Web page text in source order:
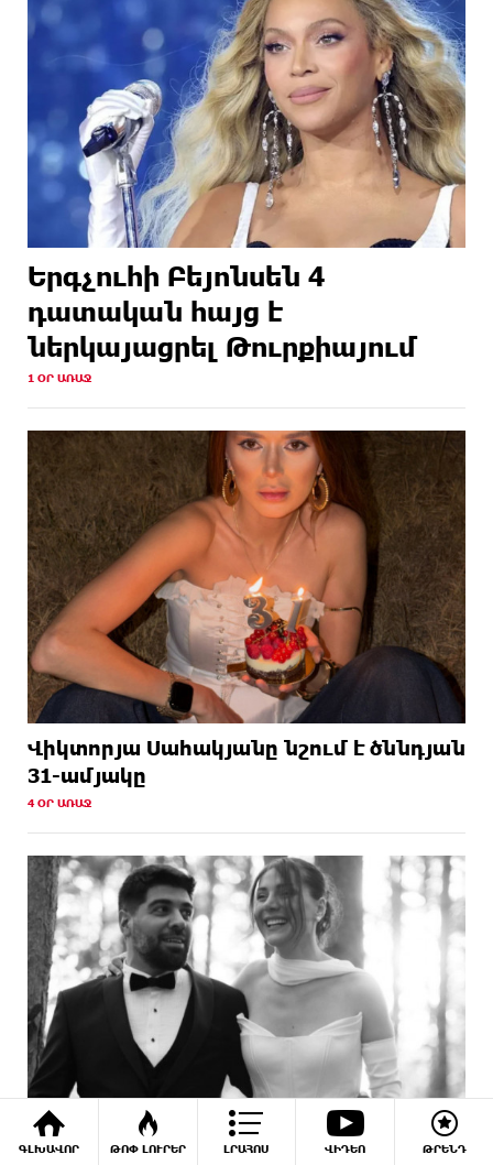
ԳԼԽԱՎՈՐ ԹՈՓ ԼՈՒՐԵՐ ԼՐԱՀՈՍ ՎԻԴԵՈ ԹՐԵՆԴ
Երգչուհի Բեյոնսեն ​​4
դատական հայց է
ներկայացրել Թուրքիայում
1 ՕՐ ԱՌԱՋ
Վիկտորյա Սահակյանը նշում է ծննդյան
31-ամյակը
4 ՕՐ ԱՌԱՋ